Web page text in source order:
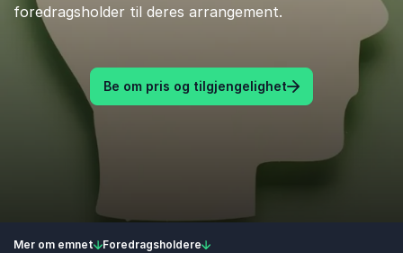
foredragsholder til deres arrangement.
Be om pris og tilgjengelighet
Mer om emnet Foredragsholdere